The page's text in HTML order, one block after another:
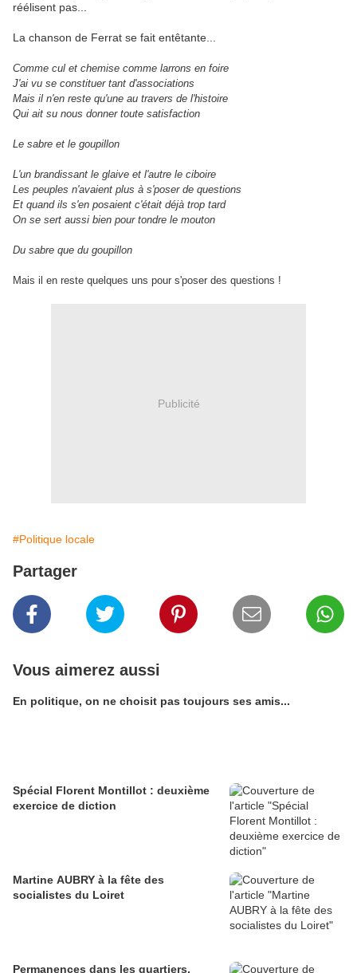
réélisent pas...
La chanson de Ferrat se fait entêtante...
Comme cul et chemise comme larrons en foire
J'ai vu se constituer tant d'associations
Mais il n'en reste qu'une au travers de l'histoire
Qui ait su nous donner toute satisfaction
Le sabre et le goupillon
L'un brandissant le glaive et l'autre le ciboire
Les peuples n'avaient plus à s'poser de questions
Et quand ils s'en posaient c'était déjà trop tard
On se sert aussi bien pour tondre le mouton
Du sabre que du goupillon
Mais il en reste quelques uns pour s'poser des questions !
Publicité
#Politique locale
Partager
Vous aimerez aussi
En politique, on ne choisit pas toujours ses amis...
Spécial Florent Montillot : deuxième
exercice de diction
Martine AUBRY à la fête des
socialistes du Loiret
Permanences dans les quartiers,